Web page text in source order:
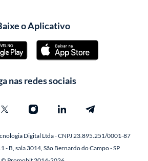
o Aplicativo
nas redes sociais
Digital Ltda - CNPJ 23.895.251/0001-87
- B, sala 3014, São Bernardo do Campo - SP